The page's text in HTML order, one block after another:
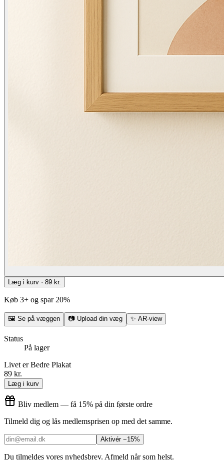
Læg i kurv · 89 kr.
Køb 3+ og spar 20%
🖼 Se på væggen 📷 Upload din væg ✨ AR-view
Status
På lager
Livet er Bedre Plakat
89 kr.
Læg i kurv
Bliv medlem — få 15% på din første ordre
Tilmeld dig og lås medlemsprisen op med det samme.
Aktivér −15%
Du tilmeldes vores nyhedsbrev. Afmeld når som helst.